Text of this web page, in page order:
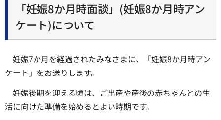
「妊娠8か月時面談」(妊娠8か月時アン
ケート)について
妊娠7か月を経過されたみなさまに、「妊娠8か月時アン
ケート」をお送りします。
妊娠後期を迎える頃は、ご出産や産後の赤ちゃんとの生
活に向けた準備を始めるとよい時期です。